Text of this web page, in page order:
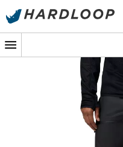
Zomeraanbiedingen 🔥 -